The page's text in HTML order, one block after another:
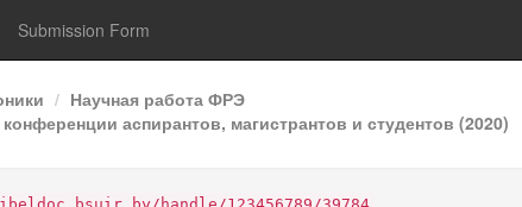
Submission Form
Научная работа ФРЭ
аспирантов, магистрантов и студентов (2020)